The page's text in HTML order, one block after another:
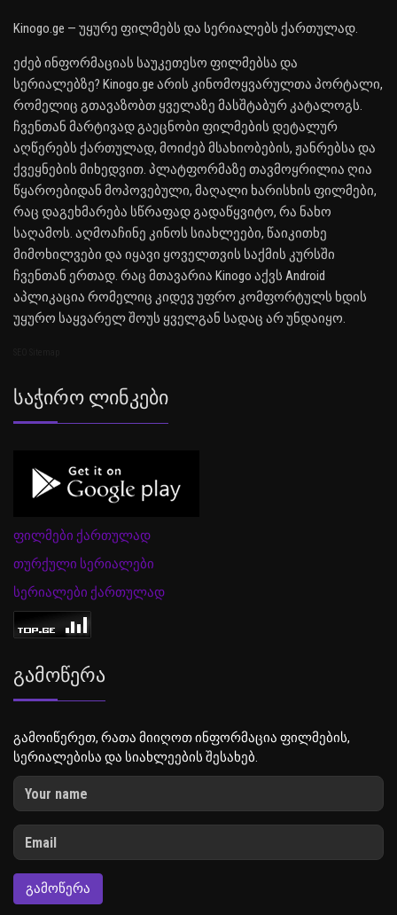
Kinogo.ge — უყურე ფილმებს და სერიალებს ქართულად.
ეძებ ინფორმაციას საუკეთესო ფილმებსა და
სერიალებზე? Kinogo.ge არის კინომოყვარულთა პორტალი,
რომელიც გთავაზობთ ყველაზე მასშტაბურ კატალოგს.
ჩვენთან მარტივად გაეცნობი ფილმების დეტალურ
აღწერებს ქართულად, მოიძებ მსახიობების, ჟანრებსა და
ქვეყნების მიხედვით. პლატფორმაზე თავმოყრილია ღია
წყაროებიდან მოპოვებული, მაღალი ხარისხის ფილმები,
რაც დაგეხმარება სწრაფად გადაწყვიტო, რა ნახო
საღამოს. აღმოაჩინე კინოს სიახლეები, წაიკითხე
მიმოხილვები და იყავი ყოველთვის საქმის კურსში
ჩვენთან ერთად. რაც მთავარია Kinogo აქვს Android
აპლიკაცია რომელიც კიდევ უფრო კომფორტულს ხდის
უყურო საყვარელ შოუს ყველგან სადაც არ უნდაიყო.
Საჭირო Ლინკები
ფილმები ქართულად
თურქული სერიალები
სერიალები ქართულად
Გამოწერა
გამოიწერეთ, რათა მიიღოთ ინფორმაცია ფილმების,
სერიალებისა და სიახლეების შესახებ.
ᲒᲐᲛᲝᲬᲔᲠᲐ